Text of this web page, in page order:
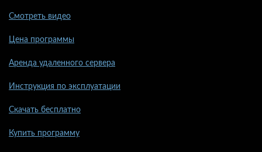
Смотреть видео
Цена программы
Аренда удаленного сервера
Инструкция по эксплуатации
Скачать бесплатно
Купить программу